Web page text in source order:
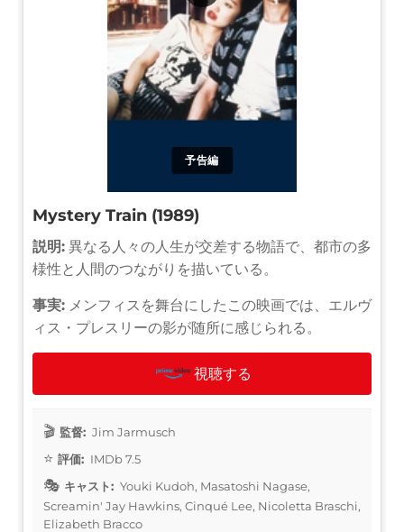
予告編
Mystery Train (1989)
説明: 異なる人々の人生が交差する物語で、都市の多
様性と人間のつながりを描いている。
事実: メンフィスを舞台にしたこの映画では、エルヴ
ィス・プレスリーの影が随所に感じられる。
視聴する
監督: Jim Jarmusch
評価: IMDb 7.5
キャスト: Youki Kudoh, Masatoshi Nagase,
Screamin' Jay Hawkins, Cinqué Lee, Nicoletta Braschi,
Elizabeth Bracco